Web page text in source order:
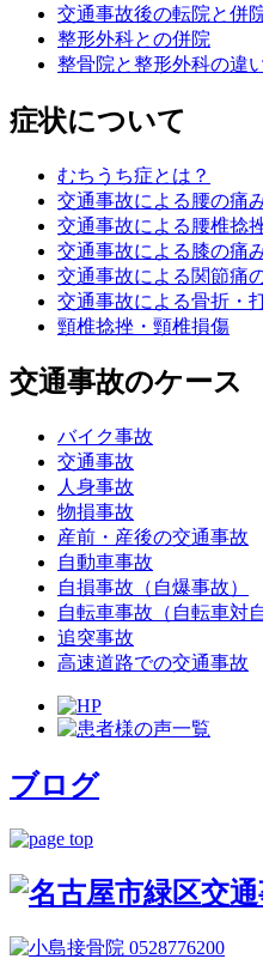
交通事故後の転院と併
整形外科との併院
整骨院と整形外科の違
症状について
むちうち症とは？
交通事故による腰の痛
交通事故による腰椎捻
交通事故による膝の痛
交通事故による関節痛
交通事故による骨折・
頸椎捻挫・頸椎損傷
交通事故のケース
バイク事故
交通事故
人身事故
物損事故
産前・産後の交通事故
自動車事故
自損事故（自爆事故）
自転車事故（自転車対
追突事故
高速道路での交通事故
ブログ